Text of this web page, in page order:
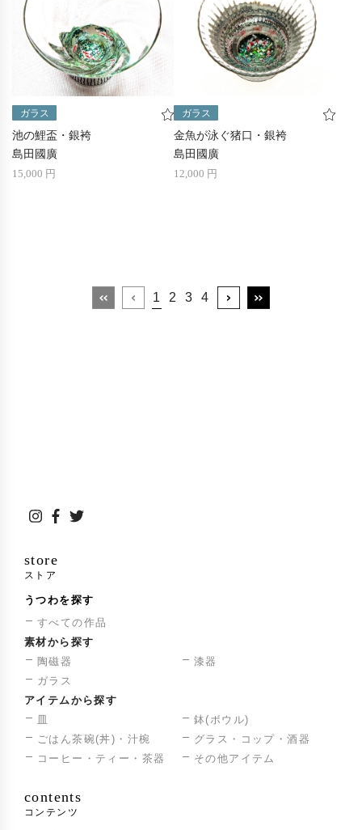
ガラス
池の鯉盃・銀袴
島田國廣
15,000 円
ガラス
金魚が泳ぐ猪口・銀袴
島田國廣
12,000 円
1 2 3 4
store
ストア
うつわを探す
すべての作品
素材から探す
陶磁器
漆器
ガラス
アイテムから探す
皿
鉢(ボウル)
ごはん茶碗(丼)・汁椀
グラス・コップ・酒器
コーヒー・ティー・茶器
その他アイテム
contents
コンテンツ